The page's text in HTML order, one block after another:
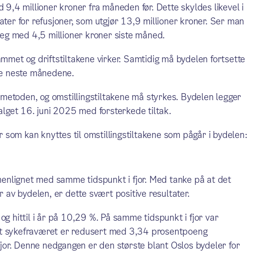
millioner kroner fra måneden før. Dette skyldes likevel i
for refusjoner, som utgjør 13,9 millioner kroner. Ser man
med 4,5 millioner kroner siste måned.
og driftstiltakene virker. Samtidig må bydelen fortsette
neste månedene.
og omstillingstiltakene må styrkes. Bydelen legger
16. juni 2025 med forsterkede tiltak.
kan knyttes til omstillingstiltakene som pågår i bydelen:
med samme tidspunkt i fjor. Med tanke på at det
av bydelen, er dette svært positive resultater.
hittil i år på 10,29 %. På samme tidspunkt i fjor var
er redusert med 3,34 prosentpoeng
Denne nedgangen er den største blant Oslos bydeler for